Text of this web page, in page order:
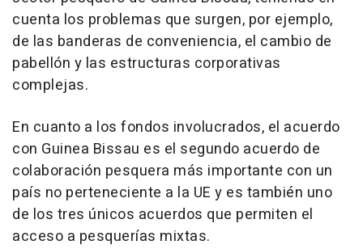
cuenta los problemas que surgen, por ejemplo,
de las banderas de conveniencia, el cambio de
pabellón y las estructuras corporativas
complejas.
En cuanto a los fondos involucrados, el acuerdo
con Guinea Bissau es el segundo acuerdo de
colaboración pesquera más importante con un
país no perteneciente a la UE y es también uno
de los tres únicos acuerdos que permiten el
acceso a pesquerías mixtas.